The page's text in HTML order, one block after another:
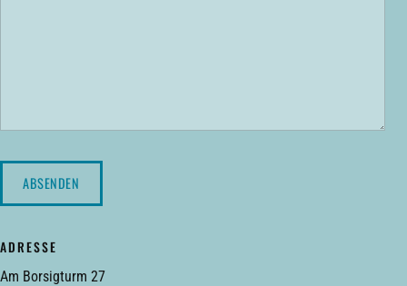
ABSENDEN
ADRESSE
Am Borsigturm 27